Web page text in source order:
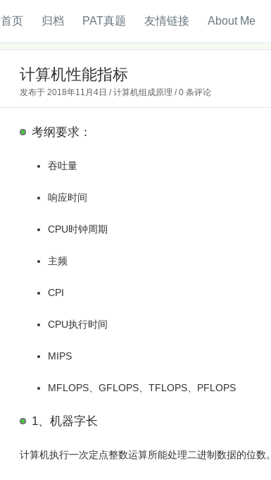
首页 归档 PAT真题 友情链接 About Me
计算机性能指标
发布于 2018年11月4日 /计算机组成原理 /0 条评论
考纲要求：
吞吐量
响应时间
CPU时钟周期
主频
CPI
CPU执行时间
MIPS
MFLOPS、GFLOPS、TFLOPS、PFLOPS
1、机器字长
计算机执行一次定点整数运算所能处理二进制数据的位数。